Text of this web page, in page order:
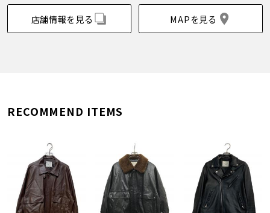
店舗情報を見る MAPを見る
RECOMMEND ITEMS